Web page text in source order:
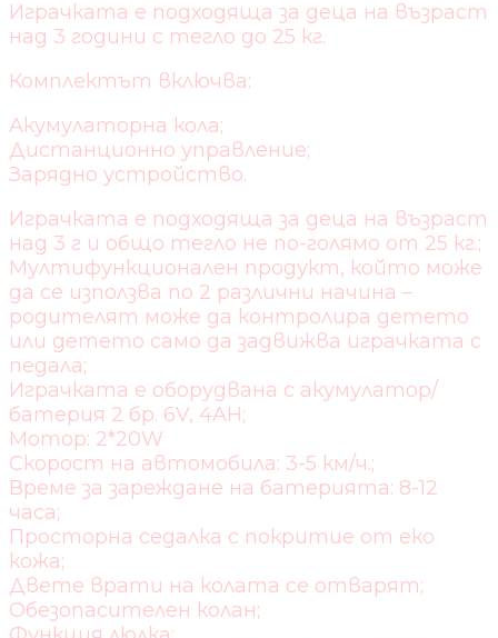
Играчката е подходяща за деца на възраст
над 3 години с тегло до 25 кг.
Комплектът включва:
Акумулаторна кола;
Дистанционно управление;
Зарядно устройство.
Играчката е подходяща за деца на възраст
над 3 г и общо тегло не по-голямо от 25 кг.;
Мултифункционален продукт, който може
да се използва по 2 различни начина –
родителят може да контролира детето
или детето само да задвижва играчката с
педала;
Играчката е оборудвана с акумулатор/
батерия 2 бр. 6V, 4AH;
Мотор: 2*20W
Скорост на автомобила: 3-5 км/ч.;
Време за зареждане на батерията: 8-12
часа;
Просторна седалка с покритие от еко
кожа;
Двете врати на колата се отварят;
Обезопасителен колан;